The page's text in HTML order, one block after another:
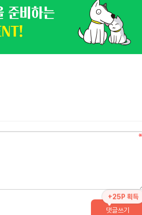
+25P 획득
댓글쓰기